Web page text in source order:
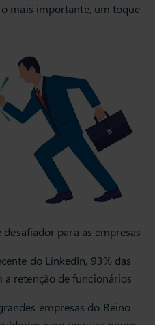
mais importante, um toque
para as empresas
do LinkedIn, 93% das
a retenção de funcionários
empresas do Reino